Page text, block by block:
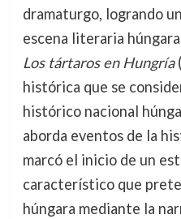
dramaturgo, logrando
escena literaria
Los tártaros en Hungría
histórica que se
histórico nacional
aborda eventos de la
marcó el inicio de un
característico que
húngara mediante la